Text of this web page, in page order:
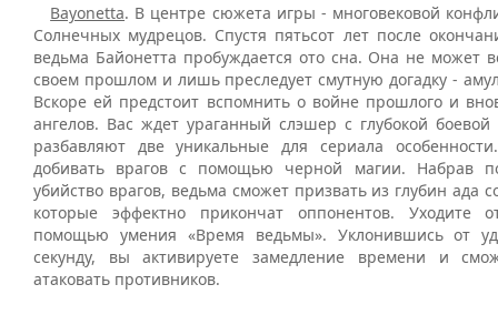
Bayonetta. В центре сюжета игры - многовековой
Солнечных мудрецов. Спустя пятьсот лет после
ведьма Байонетта пробуждается ото сна. Она не может
своем прошлом и лишь преследует смутную догадку -
Вскоре ей предстоит вспомнить о войне прошлого и
ангелов. Вас ждет ураганный слэшер с глубокой боевой
разбавляют две уникальные для сериала
добивать врагов с помощью черной магии. Набрав
убийство врагов, ведьма сможет призвать из глубин ада
которые эффектно прикончат оппонентов. Уходите
помощью умения «Время ведьмы». Уклонившись от
секунду, вы активируете замедление времени и
атаковать противников.